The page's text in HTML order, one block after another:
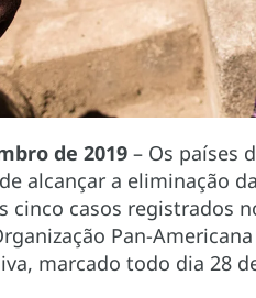
de 2019 – Os países
alcançar a eliminação
cinco casos registrados
Pan-
marcado todo dia 28